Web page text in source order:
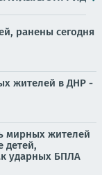
ранены сегодня
жителей в ДНР -
мирных жителей
детей,
ударных БПЛА